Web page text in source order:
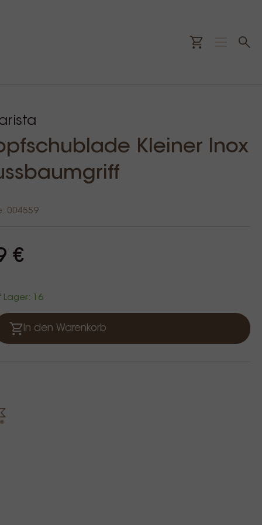
Kleiner Inox
004559
€
Lager: 16
In den Warenkorb